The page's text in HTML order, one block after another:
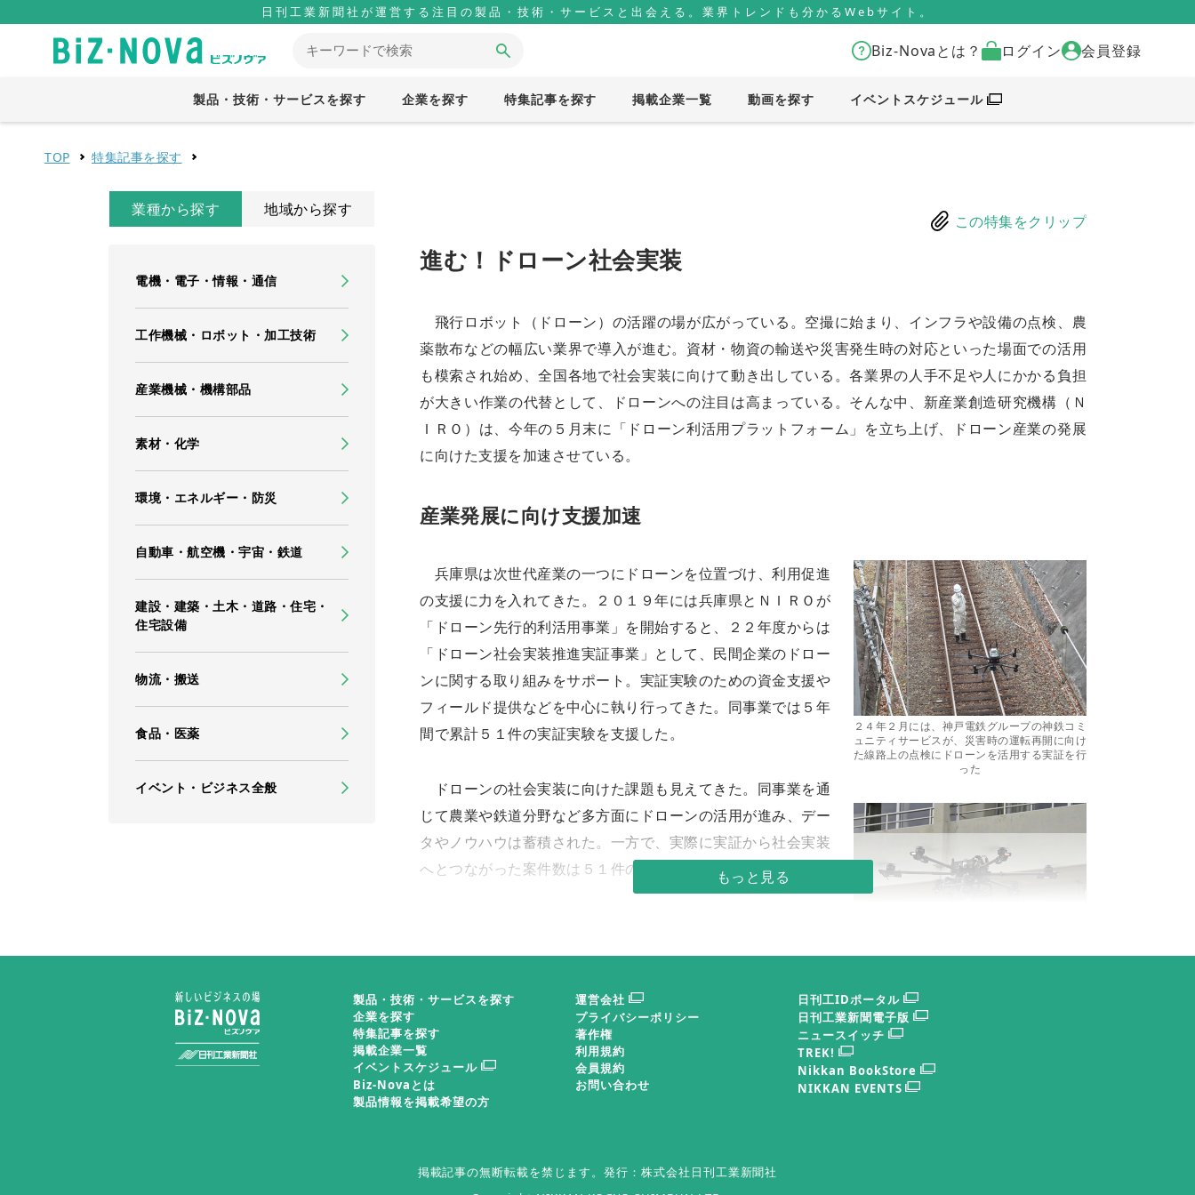
日刊工業新聞社が運営する注目の製品・技術・サービスと出会える。業界トレンドも分かるWebサイト。
Biz-Novaとは？ ログイン 会員登録
製品・技術・サービスを探す 企業を探す 特集記事を探す 掲載企業一覧 動画を探す イベントスケジュール
TOP 特集記事を探す
業種から探す 地域から探す
電機・電子・情報・通信
工作機械・ロボット・加工技術
産業機械・機構部品
素材・化学
環境・エネルギー・防災
自動車・航空機・宇宙・鉄道
建設・建築・土木・道路・住宅・
住宅設備
物流・搬送
食品・医薬
イベント・ビジネス全般
この特集をクリップ
進む！ドローン社会実装
飛行ロボット（ドローン）の活躍の場が広がっている。空撮に始まり、インフラや設備の点検、農
薬散布などの幅広い業界で導入が進む。資材・物資の輸送や災害発生時の対応といった場面での活用
も模索され始め、全国各地で社会実装に向けて動き出している。各業界の人手不足や人にかかる負担
が大きい作業の代替として、ドローンへの注目は高まっている。そんな中、新産業創造研究機構（Ｎ
ＩＲＯ）は、今年の５月末に「ドローン利活用プラットフォーム」を立ち上げ、ドローン産業の発展
に向けた支援を加速させている。
産業発展に向け支援加速
２４年２月には、神戸電鉄グループの神鉄コミ
ュニティサービスが、災害時の運転再開に向け
た線路上の点検にドローンを活用する実証を行
った
ローンの自動運行技術を用いた一括輸送の実証
兵庫県は次世代産業の一つにドローンを位置づけ、利用促進
の支援に力を入れてきた。２０１９年には兵庫県とＮＩＲＯが
「ドローン先行的利活用事業」を開始すると、２２年度からは
「ドローン社会実装推進実証事業」として、民間企業のドロー
ンに関する取り組みをサポート。実証実験のための資金支援や
フィールド提供などを中心に執り行ってきた。同事業では５年
間で累計５１件の実証実験を支援した。
ドローンの社会実装に向けた課題も見えてきた。同事業を通
じて農業や鉄道分野など多方面にドローンの活用が進み、デー
タやノウハウは蓄積された。一方で、実際に実証から社会実装
へとつながった案件数は５１件のうち、７件に止まった。
こ数年でドローン業界は急速に成長し、各メーカーの機体性能
も向上したことで幅広い用途展開が見込めるようになった。た
だ技術やノウハウを持つ事業者は小規模が多く、ドローン活用のニーズを取り込みきれないケースが
あるという。そこで、ＮＩＲＯでは５月末に「ドローン利活用プラットフォーム」を立ち上げた。参
加対象となるのは、サプライヤーやドローン事業を行う企業はもちろん、ドローンの活用を模索する
模や地域はさまざまだ。
製品・技術・サービスを探す
企業を探す
特集記事を探す
掲載企業一覧
イベントスケジュール
Biz-Novaとは
製品情報を掲載希望の方
運営会社
プライバシーポリシー
著作権
利用規約
会員規約
お問い合わせ
日刊工IDポータル
日刊工業新聞電子版
ニュースイッチ
TREK!
Nikkan BookStore
NIKKAN EVENTS
掲載記事の無断転載を禁じます。 発行：株式会社日刊工業新聞社